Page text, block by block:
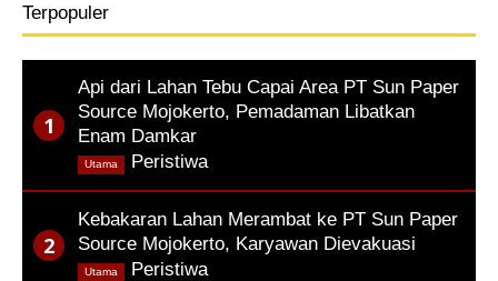
Terpopuler
Api dari Lahan Tebu Capai Area PT Sun Paper
Source Mojokerto, Pemadaman Libatkan
Enam Damkar
Peristiwa,
Utama
Kebakaran Lahan Merambat ke PT Sun Paper
Source Mojokerto, Karyawan Dievakuasi
Peristiwa,
Utama